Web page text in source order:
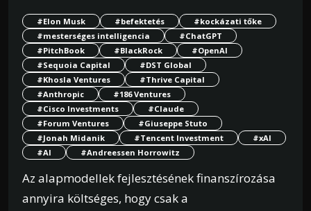
#Elon Musk #befektetés
#kockázati tőke
#mesterséges intelligencia
#ChatGPT
#PitchBook
#BlackRock
#OpenAI
#Sequoia Capital
#DST Global
#Khosla Ventures
#Thrive Capital
#Anthropic
#186 Ventures
#Cisco Investments
#Claude
#Forum Ventures
#Giuseppe Stuto
#Jonah Midanik
#Tencent Investment
#xAI
#AI
#Andreessen Horrowitz
Az alapmodellek fejlesztésének finanszírozása
annyira költséges, hogy csak a